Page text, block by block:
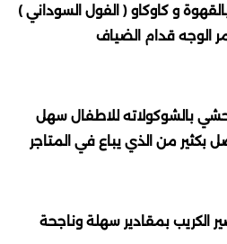
و كاوكاو ( الفول السوداني )
الوجه قدام الضياف
بالشوكولاته للاطفال سهل
من الذي يباع في المتاجر
الكريب بمقادير سهلة وناجحة